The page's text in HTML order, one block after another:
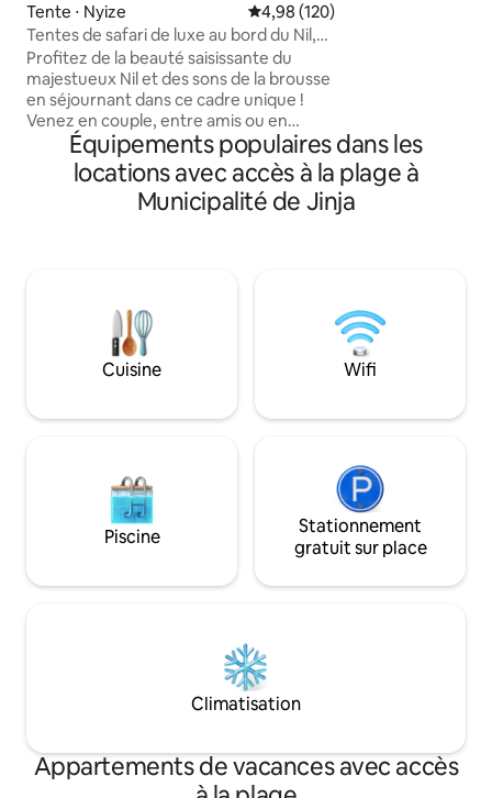
Tente ⋅ Nyize Évaluation moyenne sur la
4,98 (120)
Tentes de safari de luxe au bord du Nil,
Jinja
Profitez de la beauté saisissante du
majestueux Nil et des sons de la brousse
en séjournant dans ce cadre unique !
Venez en couple, entre amis ou en
famille, nous ne sommes qu'à 2 h 30 de la
ville animée de Kampala ! Perché sur les
rives du fleuve, Besides Still Waters est
un complexe hôtelier rustique,
vous le soir, avec des bougies et des
lampes autour du feu de camp, et le
matin, admirez les magnifiques levers de
soleil. C'est l'Ouganda dans ce qu'il a de
surtout adapté à
déplacement
travail. Il y a une
ultrarapide et un
confortables. La
Équipements populaires dans les
locations avec accès à la plage à
Municipalité de Jinja
Cuisine Wifi
Piscine
Stationnement
gratuit sur place
Climatisation
Appartements de vacances avec accès